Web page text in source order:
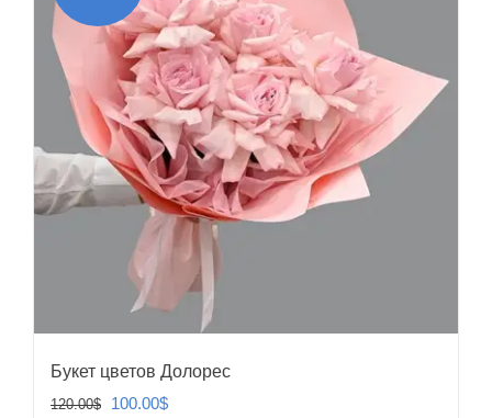
Букет цветов Долорес
120.00$
Первоначальная
100.00$Текущая